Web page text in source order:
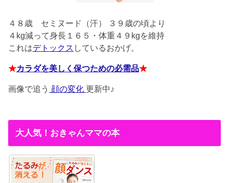
４８歳 セミヌード（汗） ３９歳の頃より
４kg減って身長１６５・体重４９kgを維持
これはデトックス しているおかげ。
★カラダを美しく保つための必需品★
画像で追う 顔の変化 更新中♪
大人気！おきゃんママの本